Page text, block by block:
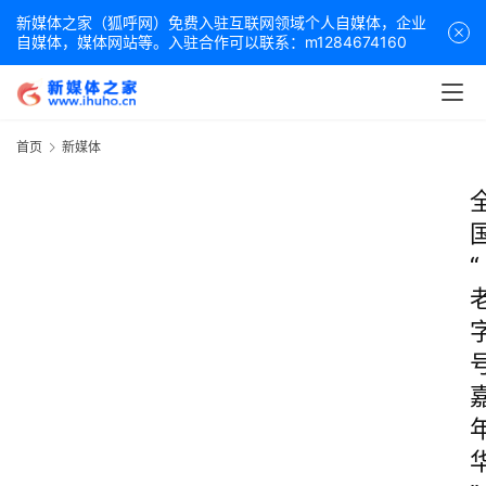
新媒体之家（狐呼网）免费入驻互联网领域个人自媒体，企业
自媒体，媒体网站等。入驻合作可以联系：m1284674160
首页 新媒体
“